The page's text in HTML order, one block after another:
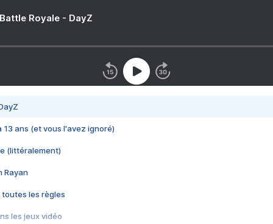
Royale - DayZ
13 ans (et vous l'avez ignoré)
(littéralement)
Rayan
toutes les règles
les jeux vidéo